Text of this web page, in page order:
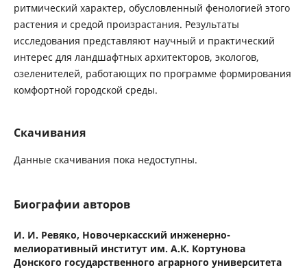
ритмический характер, обусловленный фенологией этого
растения и средой произрастания. Результаты
исследования представляют научный и практический
интерес для ландшафтных архитекторов, экологов,
озеленителей, работающих по программе формирования
комфортной городской среды.
Скачивания
Данные скачивания пока недоступны.
Биографии авторов
И. И. Ревяко, Новочеркасский инженерно-
мелиоративный институт им. А.К. Кортунова
Донского государственного аграрного университета